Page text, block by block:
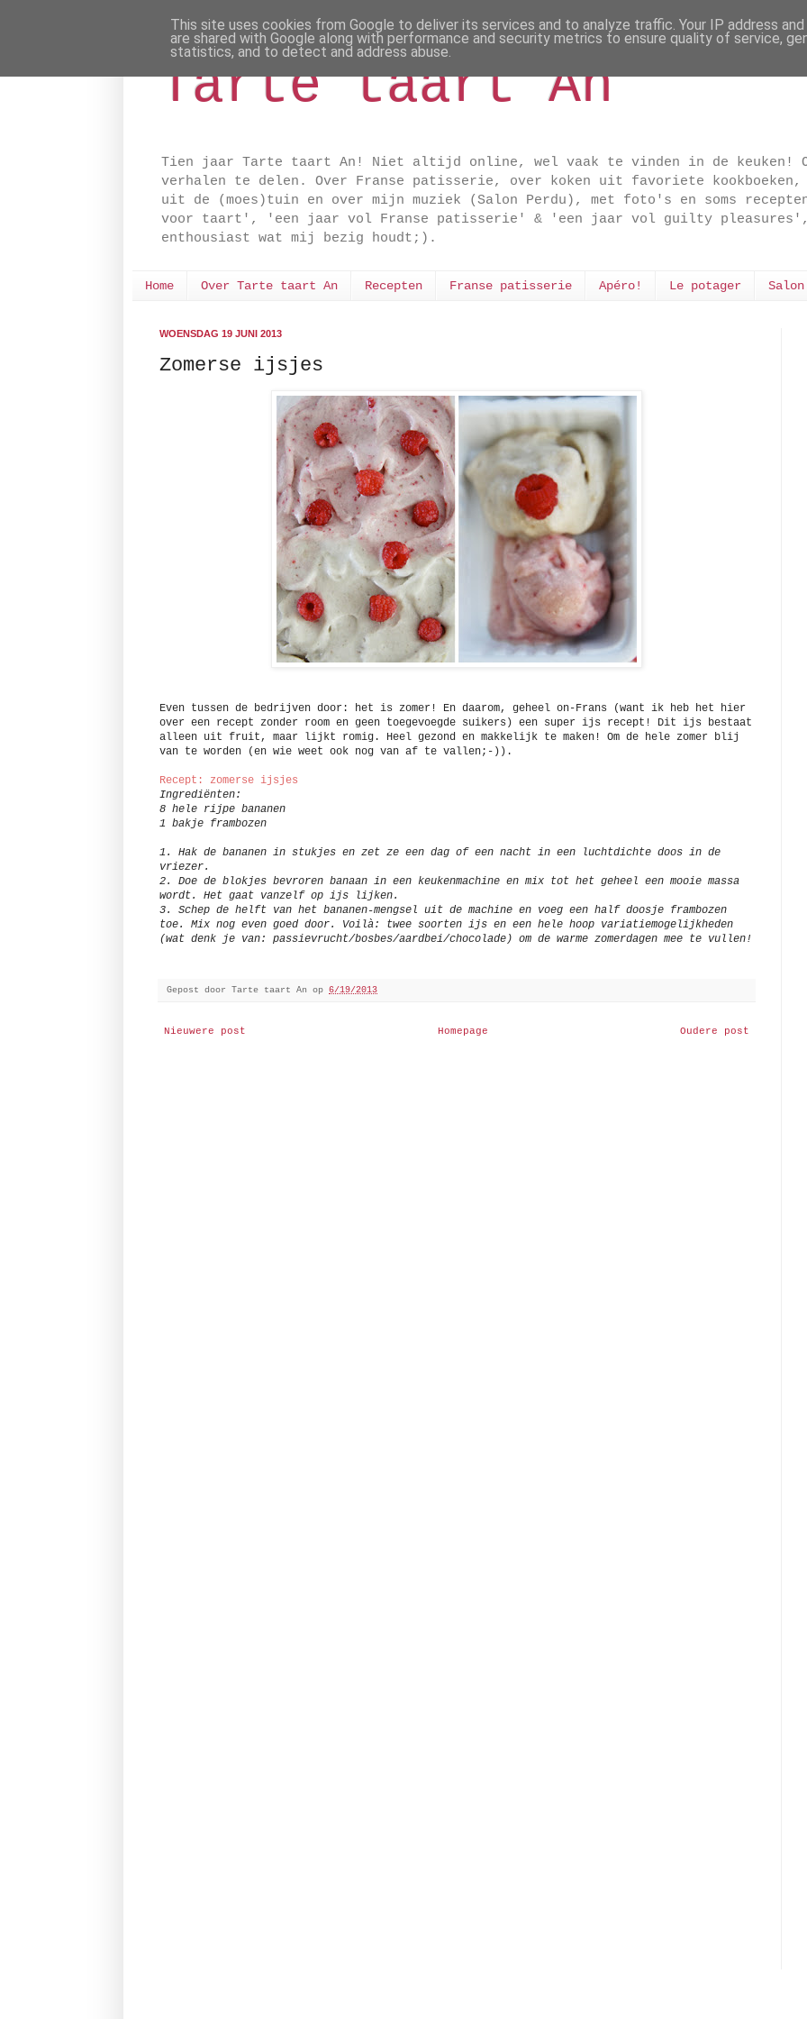
Tarte taart An
Tien jaar Tarte taart An! Niet altijd online, wel vaak te vinden in de keuken!
verhalen te delen. Over Franse patisserie, over koken uit favoriete
uit de (moes)tuin en over mijn muziek (Salon Perdu), met foto's en soms
voor taart', 'een jaar vol Franse patisserie' & 'een jaar vol guilty pleasures',
enthousiast wat mij bezig houdt;).
Home Over Tarte taart An Recepten Franse patisserie Apéro! Le potager
WOENSDAG 19 JUNI 2013
Zomerse ijsjes
Even tussen de bedrijven door: het is zomer! En daarom, geheel on-Frans (want ik heb het hier
over een recept zonder room en geen toegevoegde suikers) een super ijs recept! Dit ijs bestaat
alleen uit fruit, maar lijkt romig. Heel gezond en makkelijk te maken! Om de hele zomer blij
van te worden (en wie weet ook nog van af te vallen;-)).
Recept: zomerse ijsjes
Ingrediënten:
8 hele rijpe bananen
1 bakje frambozen
1. Hak de bananen in stukjes en zet ze een dag of een nacht in een luchtdichte doos in de
vriezer.
2. Doe de blokjes bevroren banaan in een keukenmachine en mix tot het geheel een mooie massa
wordt. Het gaat vanzelf op ijs lijken.
3. Schep de helft van het bananen-mengsel uit de machine en voeg een half doosje frambozen
toe. Mix nog even goed door. Voilà: twee soorten ijs en een hele hoop variatiemogelijkheden
(wat denk je van: passievrucht/bosbes/aardbei/chocolade) om de warme zomerdagen mee te vullen!
Gepost door Tarte taart An op 6/19/2013
Nieuwere post Oudere post
Homepage
This site uses cookies from Google to deliver its services and to analyze traffic. Your IP address
are shared with Google along with performance and security metrics to ensure quality of service,
statistics, and to detect and address abuse.